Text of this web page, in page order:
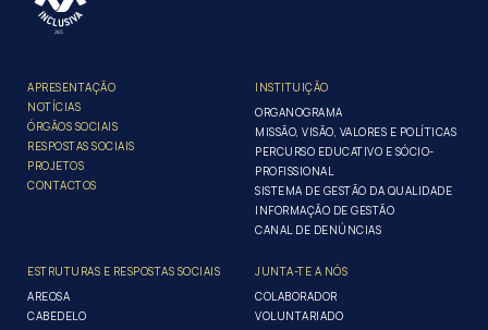
APRESENTAÇÃO
NOTÍCIAS
ÓRGÃOS SOCIAIS
RESPOSTAS SOCIAIS
PROJETOS
CONTACTOS
INSTITUIÇÃO
ORGANOGRAMA
MISSÃO, VISÃO, VALORES E POLÍTICAS
PERCURSO EDUCATIVO E SÓCIO-
PROFISSIONAL
SISTEMA DE GESTÃO DA QUALIDADE
INFORMAÇÃO DE GESTÃO
CANAL DE DENÚNCIAS
ESTRUTURAS E RESPOSTAS SOCIAIS
AREOSA
CABEDELO
JUNTA-TE A NÓS
COLABORADOR
VOLUNTARIADO